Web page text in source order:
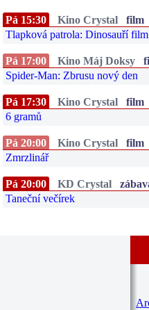
Pá 15:30 Kino Crystal
film
Tlapková patrola: Dinosauří film
Pá 17:00 Kino Máj Doksy
Spider-Man: Zbrusu nový den
Pá 17:30 Kino Crystal
film
6 gramů
Pá 20:00 Kino Crystal
film
Zmrzlinář
Pá 20:00 KD Crystal
Taneční večírek